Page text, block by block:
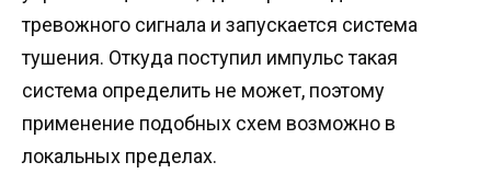
тревожного сигнала и запускается система
тушения. Откуда поступил импульс такая
система определить не может, поэтому
применение подобных схем возможно в
локальных пределах.